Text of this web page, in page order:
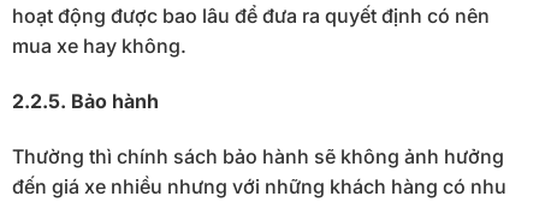
hoạt động được bao lâu để đưa ra quyết định có nên
mua xe hay không.
2.2.5. Bảo hành
Thường thì chính sách bảo hành sẽ không ảnh hưởng
đến giá xe nhiều nhưng với những khách hàng có nhu